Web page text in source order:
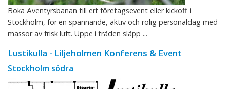
Boka Äventyrsbanan till ert företagsevent eller kickoff i
Stockholm, för en spännande, aktiv och rolig personaldag med
massor av frisk luft. Uppe i träden släpp ...
Lustikulla - Liljeholmen Konferens & Event
Stockholm södra